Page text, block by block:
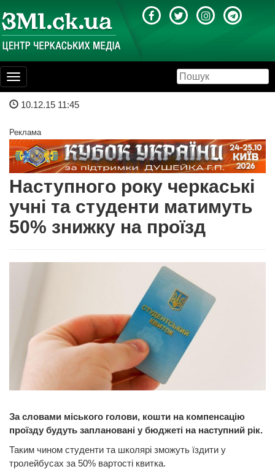
Toggle
navigation
10.12.15 11:45
Реклама
Наступного року черкаські
учні та студенти матимуть
50% знижку на проїзд
За словами міського голови, кошти на компенсацію
проїзду будуть заплановані у бюджеті на наступний рік.
Таким чином студенти та школярі зможуть їздити у
тролейбусах за 50% вартості квитка.